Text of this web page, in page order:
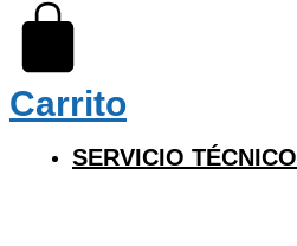
Carrito
SERVICIO TÉCNICO